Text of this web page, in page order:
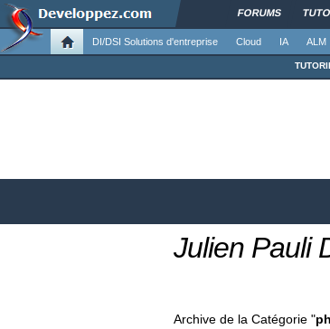
FORUMS
DI/DSI Solutions d'entreprise Cloud IA ALM
Julien Pauli
Archive de la Catégorie "